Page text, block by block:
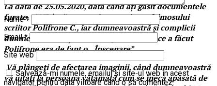
La data de 25.05.2020, data când ați găsit documentele
furate, ANP încă cerceta inventarierea faimosului
scriitor Polifrone C., iar dumneavoastră și complicii
dumneavoastră ați ascuns faptul că ceea ce a făcut
Polifrone era de fapt o ,,Înscenare”.
Vă plângeți de afectarea imaginii, când dumneavoastră
vă uitați la persoana vătămată cum se îneca apăsată de
Nume*
Email*
Site web
Salvează-mi numele, emailul și site-ul web în acest
navigator pentru data viitoare când o să comentez.